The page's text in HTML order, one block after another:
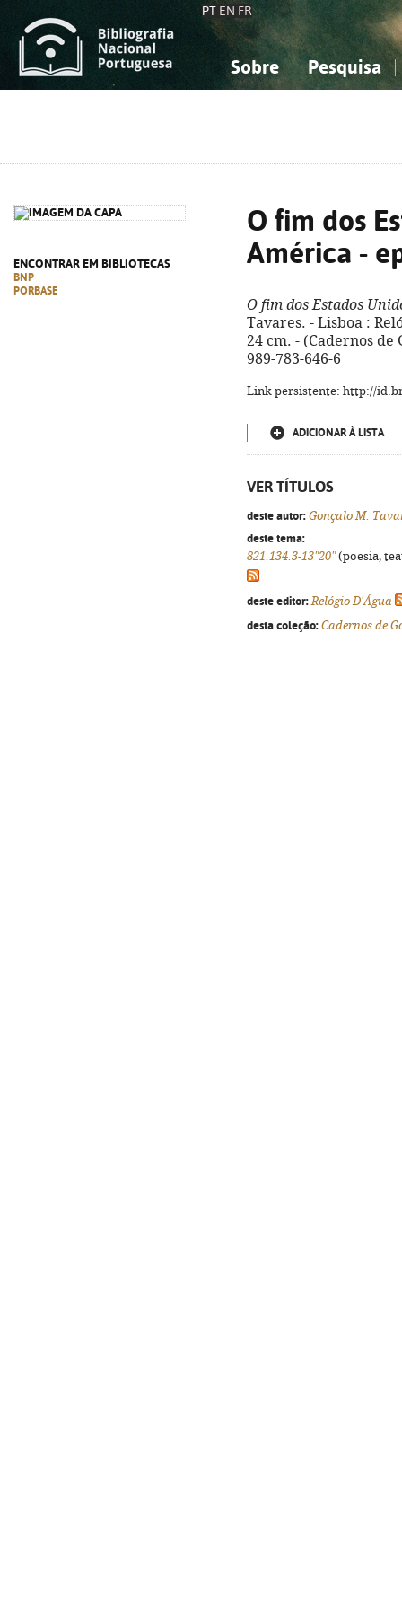
PT EN FR
Sobre Pesquisa
ENCONTRAR EM BIBLIOTECAS
BNP
PORBASE
O fim dos
América -
O fim dos Estados
Tavares. - Lisboa :
24 cm. - (Cadernos de
989-783-646-6
Link persistente: http://
ADICIONAR À LISTA
VER TÍTULOS
deste autor: Gonçalo M.
deste tema:
821.134.3-13"20"(poesia,
deste editor: Relógio D'Água
desta coleção: Cadernos de